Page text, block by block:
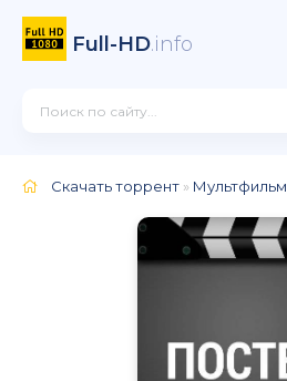
Full-HD.info
Скачать торрент » Мультфильм